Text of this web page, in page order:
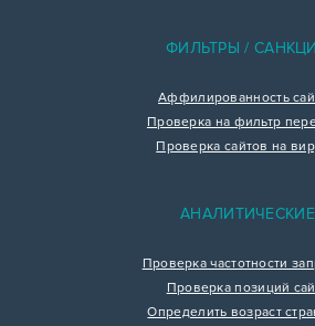
ФИЛЬТРЫ /
Аффилированность
Проверка на фильтр
Проверка сайтов на
АНАЛИТИЧЕСКИЕ
Проверка частотности
Проверка позиций
Определить возраст